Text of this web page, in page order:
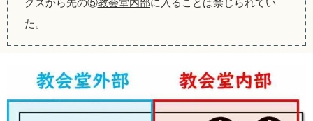
クスから先の⑤教会堂内部に入ることは禁じられてい
た。